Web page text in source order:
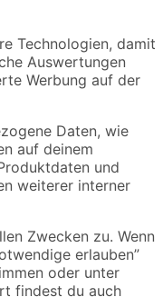
2,5,
cm je 2
tragen Sie
bei sich geführt werden
zu jedem Kleidungsstil.